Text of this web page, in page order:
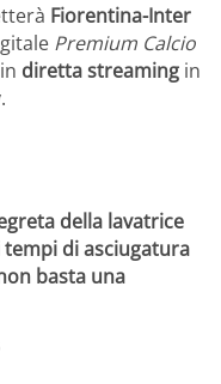
Fiorentina-Inter
Premium Calcio
diretta streaming in
della lavatrice
tempi di asciugatura
basta una